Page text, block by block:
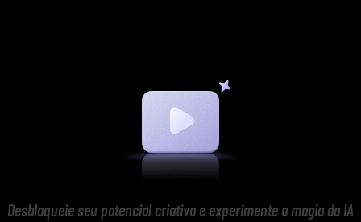
Desbloqueie seu potencial criativo e experimente a magia da IA